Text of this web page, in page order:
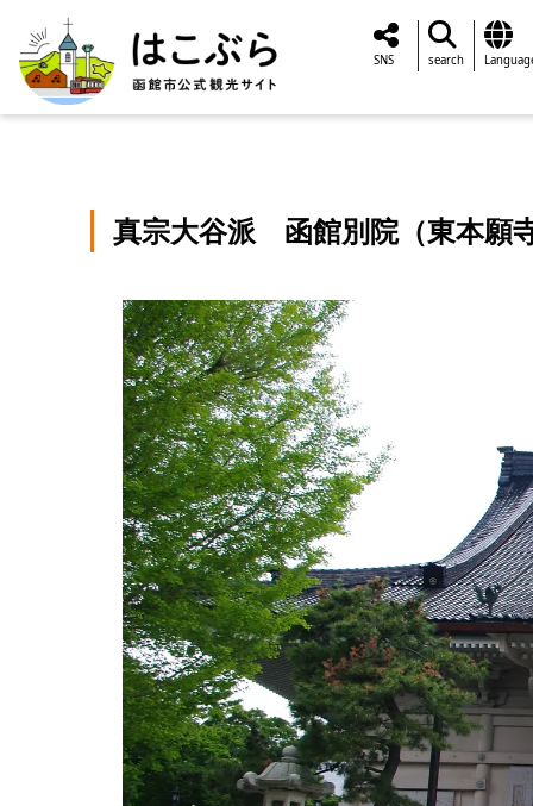
SNS search
真宗大谷派 函館別院（東本願